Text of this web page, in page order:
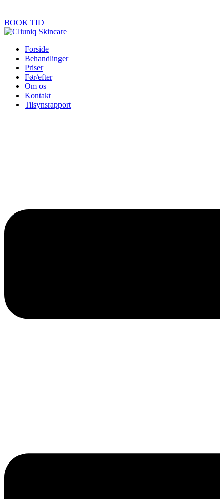
BOOK TID
Forside
Behandlinger
Priser
Før/efter
Om os
Kontakt
Tilsynsrapport